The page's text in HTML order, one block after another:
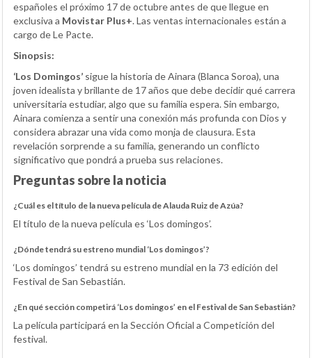
españoles el próximo 17 de octubre antes de que llegue en
exclusiva a Movistar Plus+. Las ventas internacionales están a
cargo de Le Pacte.
Sinopsis:
‘Los Domingos’ sigue la historia de Ainara (Blanca Soroa), una
joven idealista y brillante de 17 años que debe decidir qué carrera
universitaria estudiar, algo que su familia espera. Sin embargo,
Ainara comienza a sentir una conexión más profunda con Dios y
considera abrazar una vida como monja de clausura. Esta
revelación sorprende a su familia, generando un conflicto
significativo que pondrá a prueba sus relaciones.
Preguntas sobre la noticia
¿Cuál es el título de la nueva película de Alauda Ruiz de Azúa?
El título de la nueva película es ‘Los domingos’.
¿Dónde tendrá su estreno mundial ‘Los domingos’?
‘Los domingos’ tendrá su estreno mundial en la 73 edición del
Festival de San Sebastián.
¿En qué sección competirá ‘Los domingos’ en el Festival de San Sebastián?
La película participará en la Sección Oficial a Competición del
festival.